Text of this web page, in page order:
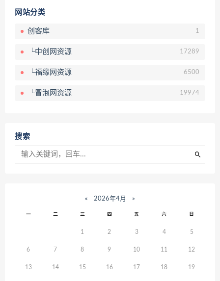
网站分类
创客库 1
└中创网资源 17289
└福缘网资源 6500
└冒泡网资源 19974
搜索
« 2026年4月 »
一 二 三 四 五 六 日
1 2 3 4 5
6 7 8 9 10 11 12
13 14 15 16 17 18 19